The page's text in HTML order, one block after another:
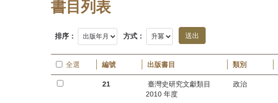
史
究
所-
首
書目列表
排序： 方式：
全選 編號 出版書目 類別
21
臺灣史研究文獻類目
2010 年度
政治